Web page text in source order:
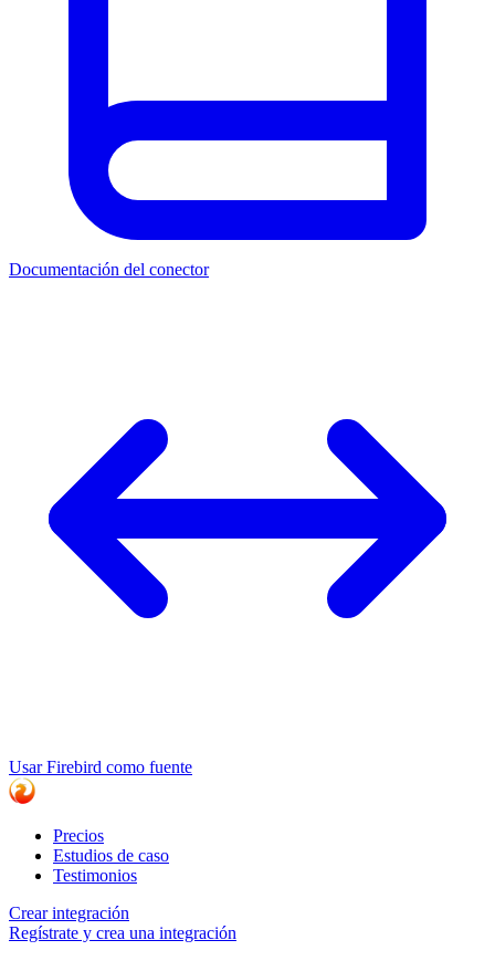
Documentación del conector
Usar Firebird como fuente
Precios
Estudios de caso
Testimonios
Crear integración
Regístrate y crea una integración